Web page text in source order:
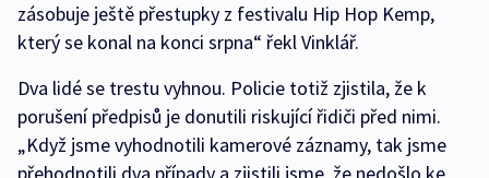
zásobuje ještě přestupky z festivalu Hip Hop Kemp,
který se konal na konci srpna“ řekl Vinklář.
Dva lidé se trestu vyhnou. Policie totiž zjistila, že k
porušení předpisů je donutili riskující řidiči před nimi.
„Když jsme vyhodnotili kamerové záznamy, tak jsme